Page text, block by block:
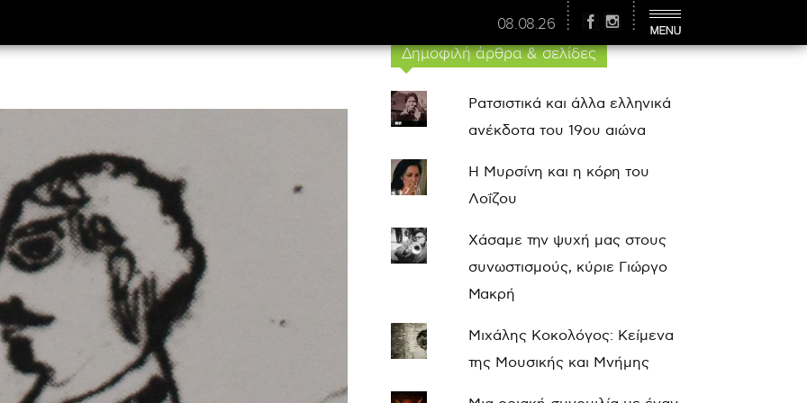
08.08.26
Δημοφιλή άρθρα & σελίδες
Ρατσιστικά και άλλα ελληνικά
ανέκδοτα του 19ου αιώνα
Η Μυρσίνη και η κόρη του
Λοΐζου
Χάσαμε την ψυχή μας στους
συνωστισμούς, κύριε Γιώργο
Μακρή
Μιχάλης Κοκολόγος: Κείμενα
της Μουσικής και Μνήμης